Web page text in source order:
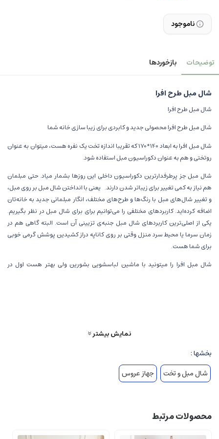
ناموجود
توضیحات بازخوردها
شال مبل طرح افرا
شال مبل طرح افرا
شال مبل طرح افرا محصولی جدید و کابردی برای زیبا سازی خانه شما
شال مبل افرا به ابعاد 140*170 که تقریبا اندازه تخت یک نفره هست، میتوان به عنوان
روتختی و هم به عنوان دکوراسیون مبل استفاده شود.
شال مبل جز پرطرفدارترین دکوراسیون داخلی این روزها بشمار میاد. حتی مبلمان
هم نیاز به کمی تغییر برای زیباتر شدن دارند. یعنی با انداختن شال مبل بر روی مبل،
و تغییر شال‌های مبل با رنگ‌ها و طرح‌های مختلف، انگار مبلمانی جدید به خانه‌تان
اضافه کرده‌اید. کاربردهای مختلفی را می‌توانیم برای برای شال مبل در نظر بگیریم.
یکی از اصلی‌ترین کاربردهای شال مبل جنبه‌ی تزیینی آن است. البته گاهی هم در
زمان سرما یا محیط سرد منزل وقتی بر روی کاناپه دراز کشیدین پوشش گرمی خوبی
برای شما هست.
شال مبل افرا را میتونید با ماشین لباسشویی بشورین ولی بهتر هست اول در
نمایش بیشتر
بخشها :
شال مبل و تخت
جهاز عروس
محصولات مرتبط